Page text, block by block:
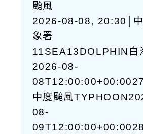
颱風
2026-08-08, 20:30│
象署
11SEA13DOLPHIN白
2026-08-
中度颱風
08-